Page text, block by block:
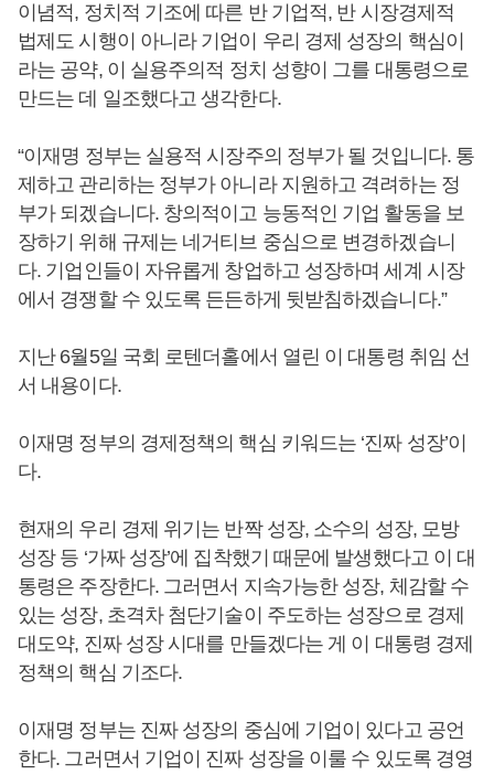
이념적, 정치적 기조에 따른 반 기업적, 반 시장경제적
법제도 시행이 아니라 기업이 우리 경제 성장의 핵심이
라는 공약, 이 실용주의적 정치 성향이 그를 대통령으로
만드는 데 일조했다고 생각한다.
“이재명 정부는 실용적 시장주의 정부가 될 것입니다. 통
제하고 관리하는 정부가 아니라 지원하고 격려하는 정
부가 되겠습니다. 창의적이고 능동적인 기업 활동을 보
장하기 위해 규제는 네거티브 중심으로 변경하겠습니
다. 기업인들이 자유롭게 창업하고 성장하며 세계 시장
에서 경쟁할 수 있도록 든든하게 뒷받침하겠습니다.”
지난 6월5일 국회 로텐더홀에서 열린 이 대통령 취임 선
서 내용이다.
이재명 정부의 경제정책의 핵심 키워드는 ‘진짜 성장’이
다.
현재의 우리 경제 위기는 반짝 성장, 소수의 성장, 모방
성장 등 ‘가짜 성장’에 집착했기 때문에 발생했다고 이 대
통령은 주장한다. 그러면서 지속가능한 성장, 체감할 수
있는 성장, 초격차 첨단기술이 주도하는 성장으로 경제
대도약, 진짜 성장 시대를 만들겠다는 게 이 대통령 경제
정책의 핵심 기조다.
이재명 정부는 진짜 성장의 중심에 기업이 있다고 공언
한다. 그러면서 기업이 진짜 성장을 이룰 수 있도록 경영